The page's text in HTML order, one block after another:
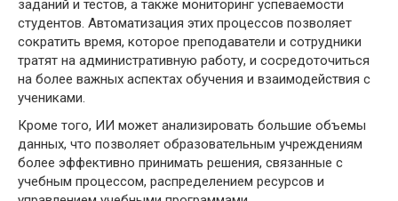
заданий и тестов, а также мониторинг успеваемости
студентов. Автоматизация этих процессов позволяет
сократить время, которое преподаватели и сотрудники
тратят на административную работу, и сосредоточиться
на более важных аспектах обучения и взаимодействия с
учениками.
Кроме того, ИИ может анализировать большие объемы
данных, что позволяет образовательным учреждениям
более эффективно принимать решения, связанные с
учебным процессом, распределением ресурсов и